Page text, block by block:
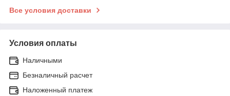
Все условия доставки
Условия оплаты
Наличными
Безналичный расчет
Наложенный платеж